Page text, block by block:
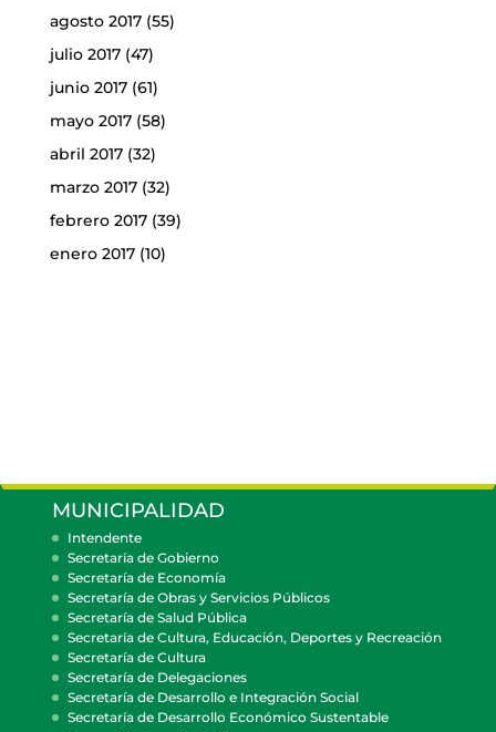
agosto 2017(55)
julio 2017(47)
junio 2017(61)
mayo 2017(58)
abril 2017(32)
marzo 2017(32)
febrero 2017(39)
enero 2017(10)
MUNICIPALIDAD
Intendente
Secretaría de Gobierno
Secretaría de Economía
Secretaría de Obras y Servicios Públicos
Secretaría de Salud Pública
Secretaría de Cultura, Educación, Deportes y Recreación
Secretaría de Cultura
Secretaría de Delegaciones
Secretaría de Desarrollo e Integración Social
Secretaría de Desarrollo Económico Sustentable